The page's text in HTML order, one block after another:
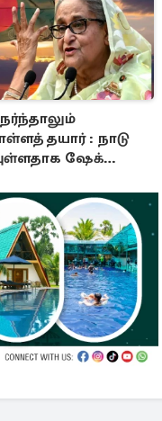
தயார் : நாடு
ஷேக்